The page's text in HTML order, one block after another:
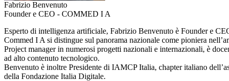
Fabrizio Benvenuto
Founder e CEO - COMMED I A
Esperto di intelligenza artificiale, Fabrizio Benvenuto è Founder e
Commed I A si distingue sul panorama nazionale come pioniera
Project manager in numerosi progetti nazionali e internazionali, è
ad alto contenuto tecnologico.
Benvenuto è inoltre Presidente di IAMCP Italia, chapter italiano
della Fondazione Italia Digitale.